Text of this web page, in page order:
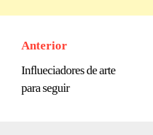
Anterior
Influeciadores de arte
para seguir